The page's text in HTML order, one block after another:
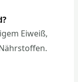
Eiweiß,